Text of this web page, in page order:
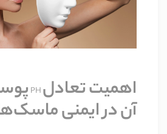
اهمیت تعادل
آن در ایمنی